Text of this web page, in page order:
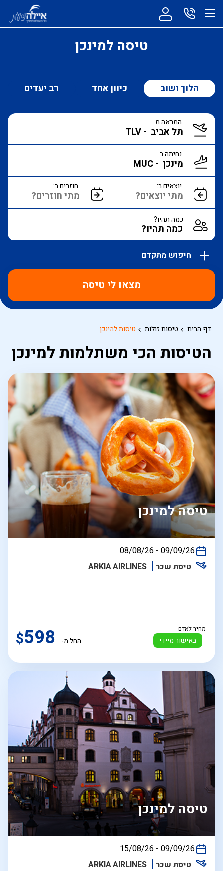
טיסה למינכן
הלוך ושוב כיוון אחד רב יעדים
המראה מ
נחיתה ב
יוצאים ב: חוזרים ב:
כמה תהיו?
מצאו לי טיסה
אפשרויות
מוצגות
הכפתור
דף הבית טיסות זולות טיסות למינכן
הטיסות הכי משתלמות למינכן
טיסה למינכן
בין
התאריכים,
08/08/26 - 09/09/26
טיסת שכר
ARKIA AIRLINES
באישור מיידי
מחיר לאדם
החל מ- $598
טיסה למינכן
בין
התאריכים,
15/08/26 - 09/09/26
טיסת שכר
ARKIA AIRLINES